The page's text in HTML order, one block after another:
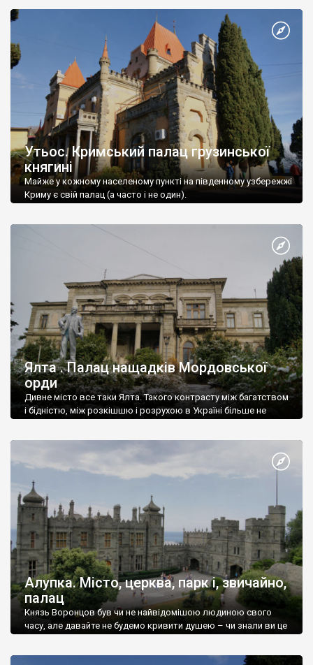
Утьос. Кримський палац грузинської
княгині
Майже у кожному населеному пункті на південному узбережжі
Криму є свій палац (а часто і не один).
Ялта . Палац нащадків Мордовської
орди
Дивне місто все таки Ялта. Такого контрасту між багатством
і бідністю, між розкішшю і розрухою в Україні більше не
Алупка. Місто, церква, парк і, звичайно,
палац
Князь Воронцов був чи не найвідомішою людиною свого
часу, але давайте не будемо кривити душею – чи знали ви це